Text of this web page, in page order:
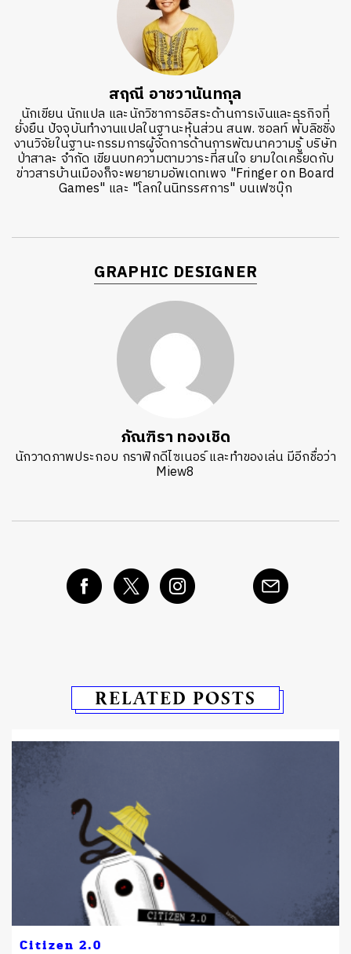
สฤณี อาชวานันทกุล
นักเขียน นักแปล และนักวิชาการอิสระด้านการเงินและธุรกิจที่
ยั่งยืน ปัจจุบันทำงานแปลในฐานะหุ้นส่วน สนพ. ซอลท์ พับลิชชิ่ง
งานวิจัยในฐานะกรรมการผู้จัดการด้านการพัฒนาความรู้ บริษัท
ป่าสาละ จำกัด เขียนบทความตามวาระที่สนใจ ยามใดเครียดกับ
ข่าวสารบ้านเมืองก็จะพยายามอัพเดทเพจ "Fringer on Board
Games" และ "โลกในนิทรรศการ" บนเฟซบุ๊ก
GRAPHIC DESIGNER
ภัณฑิรา ทองเชิด
นักวาดภาพประกอบ กราฟิกดีไซเนอร์ และทำของเล่น มีอีกชื่อว่า
Miew8
RELATED POSTS
Citizen 2.0